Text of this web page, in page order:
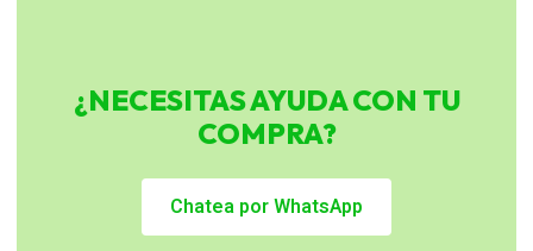
¿NECESITAS AYUDA CON TU
COMPRA?
Chatea por WhatsApp